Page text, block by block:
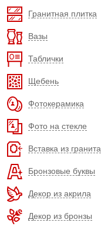
Гранитная плитка
Вазы
Таблички
Щебень
Фотокерамика
Фото на стекле
Вставка из гранита
Бронзовые буквы
Декор из акрила
Декор из бронзы